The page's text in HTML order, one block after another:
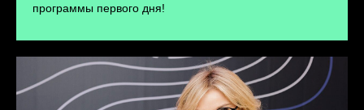
программы первого дня!